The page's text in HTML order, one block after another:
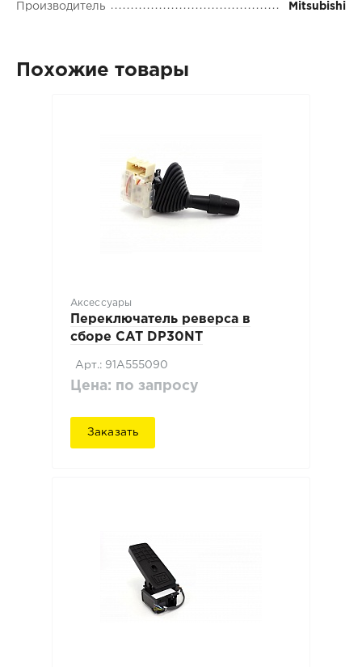
Производитель Mitsubishi
Похожие товары
Аксессуары
Переключатель реверса в
сборе CAT DP30NT
Арт.: 91A555090
Цена: по запросу
Заказать